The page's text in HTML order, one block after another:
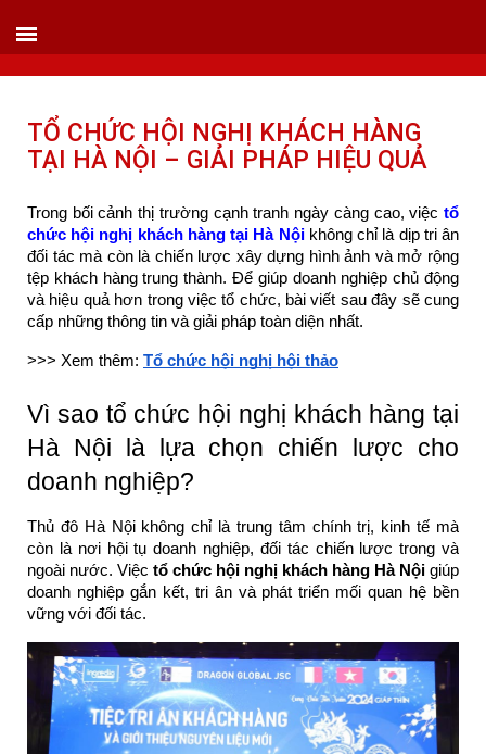
Email: info@vietlinktour.com / sales@vietlinktour.com
http://www.vietlinktour.com / http://vietlinkevent.com
TỔ CHỨC HỘI NGHỊ KHÁCH HÀNG
TẠI HÀ NỘI – GIẢI PHÁP HIỆU QUẢ
Trong bối cảnh thị trường cạnh tranh ngày càng cao, việc tổ
chức hội nghị khách hàng tại Hà Nộikhông chỉ là dịp tri ân
đối tác mà còn là chiến lược xây dựng hình ảnh và mở rộng
tệp khách hàng trung thành. Để giúp doanh nghiệp chủ động
và hiệu quả hơn trong việc tổ chức, bài viết sau đây sẽ cung
cấp những thông tin và giải pháp toàn diện nhất.
>>> Xem thêm: Tổ chức hội nghị hội thảo
Vì sao tổ chức hội nghị khách hàng tại
Hà Nội là lựa chọn chiến lược cho
doanh nghiệp?
Thủ đô Hà Nội không chỉ là trung tâm chính trị, kinh tế mà
còn là nơi hội tụ doanh nghiệp, đối tác chiến lược trong và
ngoài nước. Việc tổ chức hội nghị khách hàng Hà Nội giúp
doanh nghiệp gắn kết, tri ân và phát triển mối quan hệ bền
vững với đối tác.